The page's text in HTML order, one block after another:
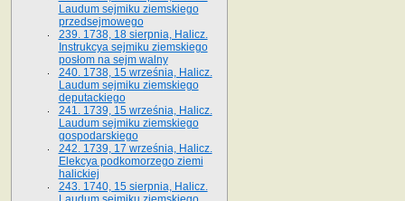
Laudum sejmiku ziemskiego
przedsejmowego
239. 1738, 18 sierpnia, Halicz.
Instrukcya sejmiku ziemskiego
posłom na sejm walny
240. 1738, 15 września, Halicz.
Laudum sejmiku ziemskiego
deputackiego
241. 1739, 15 września, Halicz.
Laudum sejmiku ziemskiego
gospodarskiego
242. 1739, 17 września, Halicz.
Elekcya podkomorzego ziemi
halickiej
243. 1740, 15 sierpnia, Halicz.